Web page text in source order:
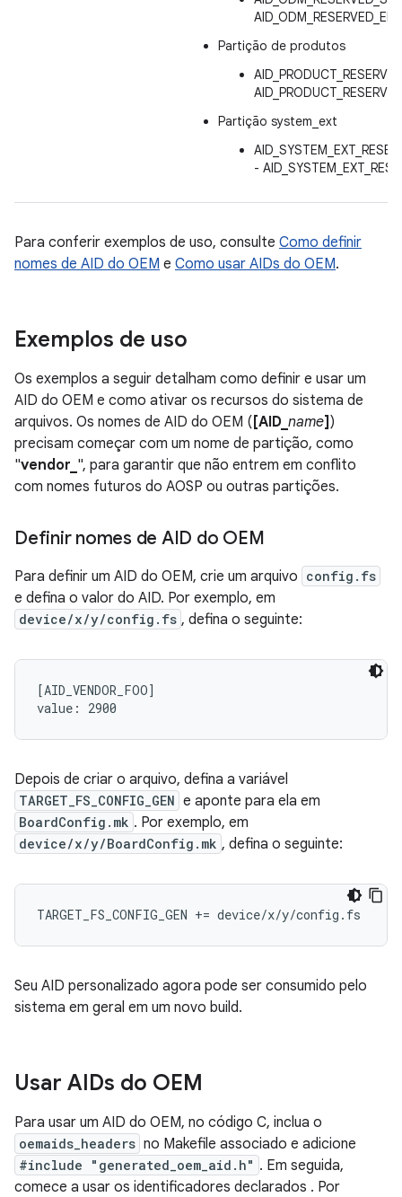
Partição de produtos
Partição system_ext
-
Para conferir exemplos de uso, consulte Como definir
nomes de AID do OEM e Como usar AIDs do OEM.
Exemplos de uso
Os exemplos a seguir detalham como definir e usar um
AID do OEM e como ativar os recursos do sistema de
arquivos. Os nomes de AID do OEM ( [AID_ name] )
precisam começar com um nome de partição, como
"vendor_ ", para garantir que não entrem em conflito
com nomes futuros do AOSP ou outras partições.
Definir nomes de AID do OEM
Para definir um AID do OEM, crie um arquivo config.fs
e defina o valor do AID. Por exemplo, em
device/x/y/config.fs , defina o seguinte:
[AID_VENDOR_FOO]
Depois de criar o arquivo, defina a variável
TARGET_FS_CONFIG_GEN e aponte para ela em
BoardConfig.mk . Por exemplo, em
device/x/y/BoardConfig.mk , defina o seguinte:
TARGET_FS_CONFIG_GEN += device/x/y/config.fs
Seu AID personalizado agora pode ser consumido pelo
sistema em geral em um novo build.
Usar AIDs do OEM
Para usar um AID do OEM, no código C, inclua o
oemaids_headers no Makefile associado e adicione
#include "generated_oem_aid.h" . Em seguida,
comece a usar os identificadores declarados . Por